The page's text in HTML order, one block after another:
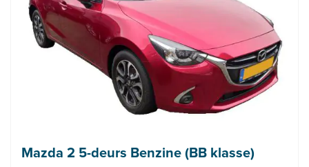
Mazda 2 5-deurs Benzine (BB klasse)